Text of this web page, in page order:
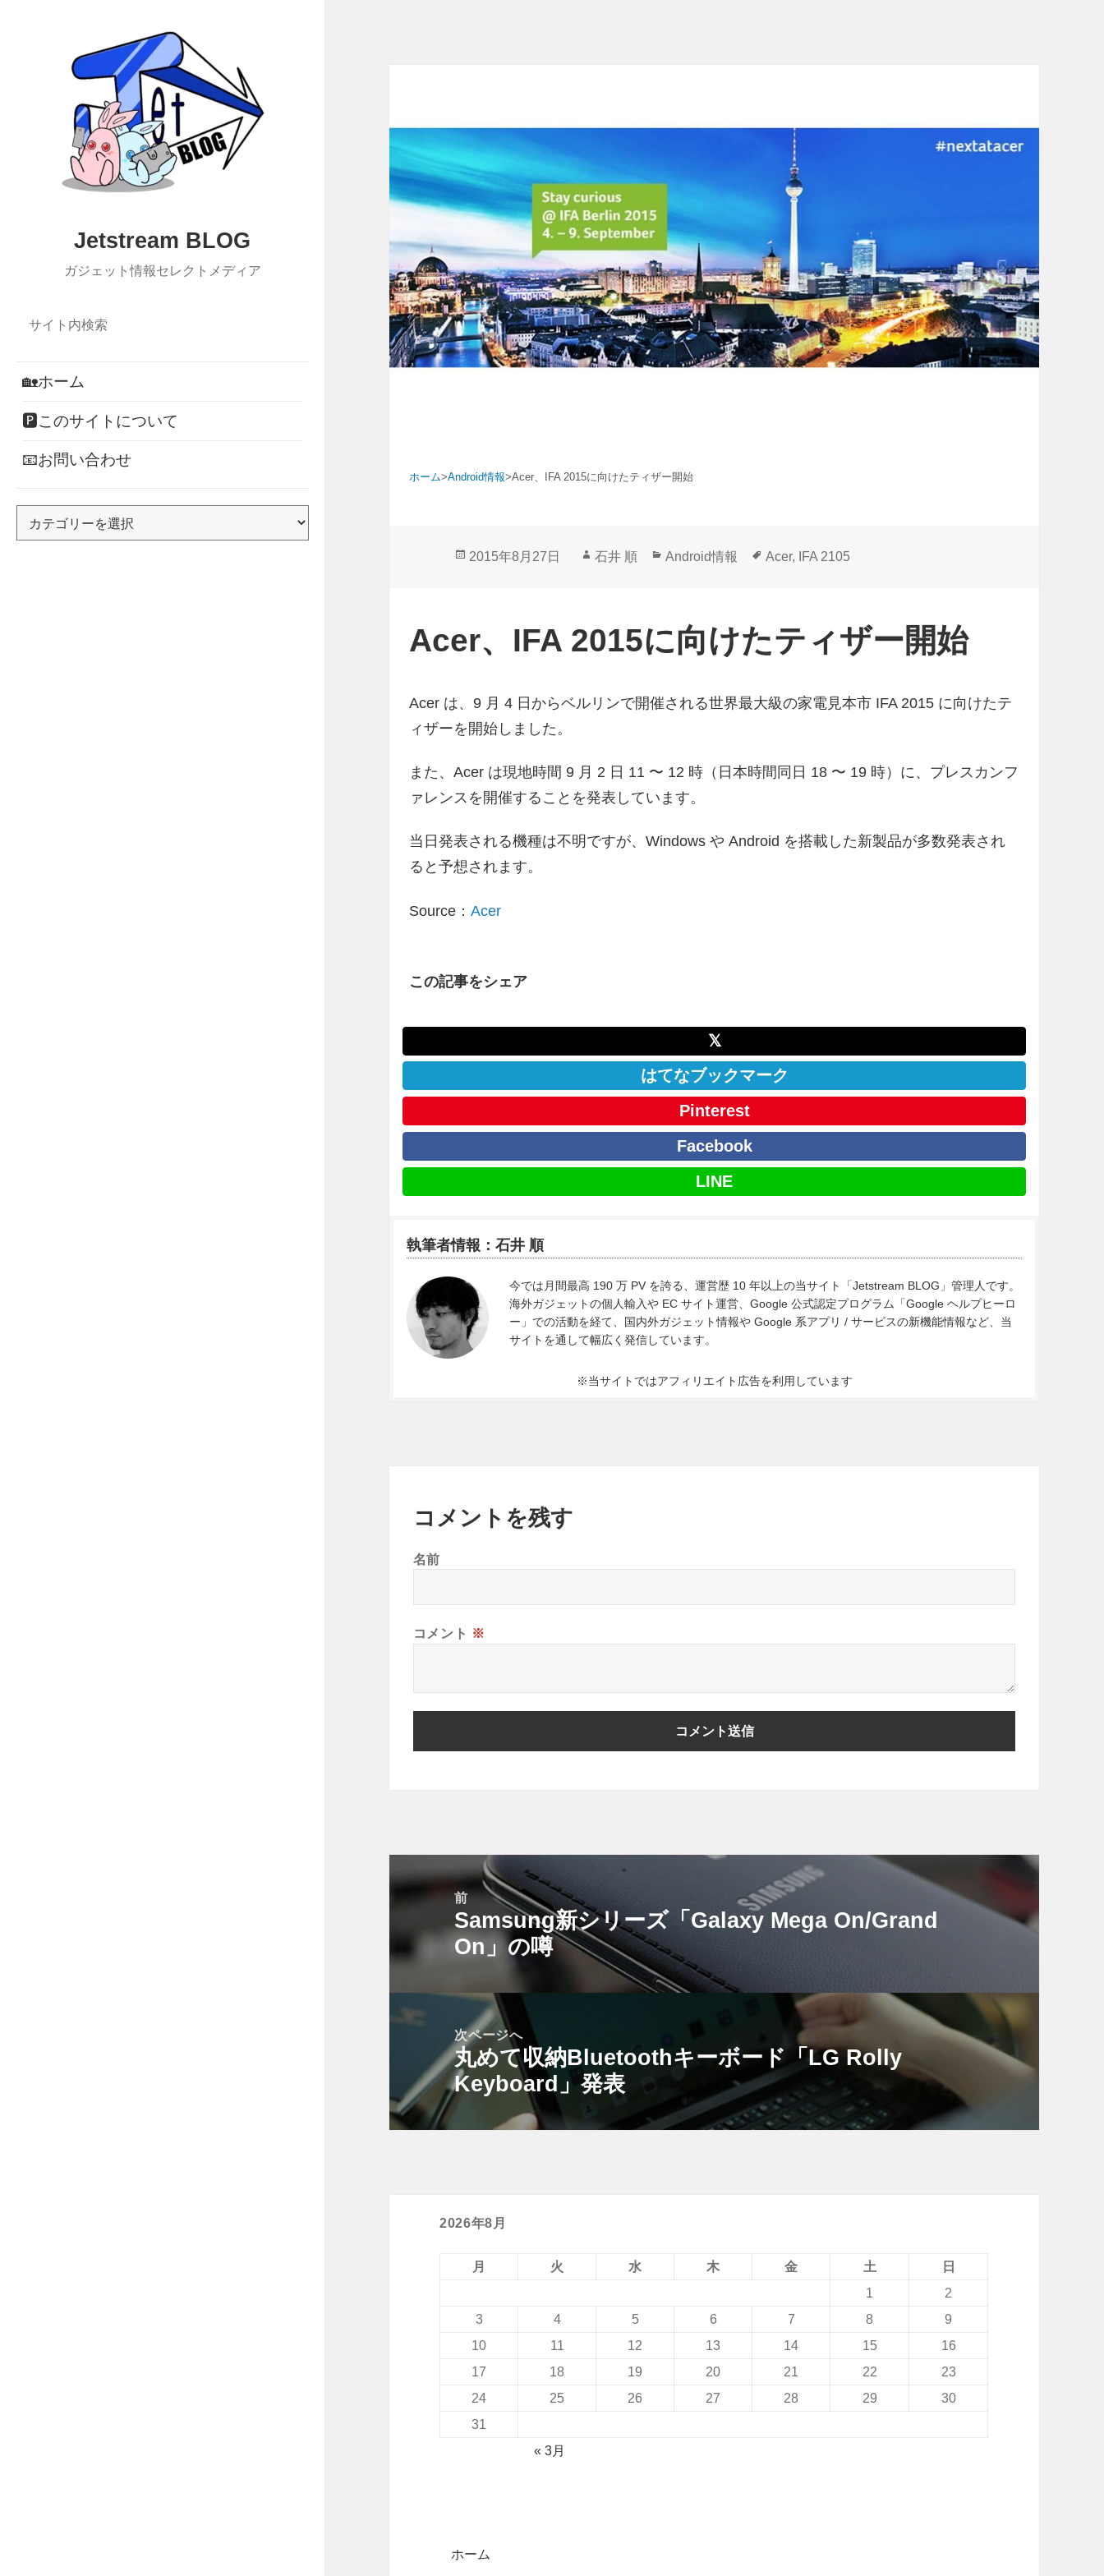
Jetstream BLOG
ガジェット情報セレクトメディア
🏡ホーム
🅿このサイトについて
📧お問い合わせ
ホーム>Android情報>Acer、IFA 2015に向けたティザー開始
投
2015年8月27日
作
石井 順
カ
ー
Android情報
タ
Acer, IFA 2105
Acer、IFA 2015に向けたティザー開始
Acer は、9 月 4 日からベルリンで開催される世界最大級の家電見本市 IFA 2015 に向けたテ
ィザーを開始しました。
また、Acer は現地時間 9 月 2 日 11 〜 12 時（日本時間同日 18 〜 19 時）に、プレスカンフ
ァレンスを開催することを発表しています。
当日発表される機種は不明ですが、Windows や Android を搭載した新製品が多数発表され
ると予想されます。
Source：Acer
この記事をシェア
𝕏
はてなブックマーク
Pinterest
Facebook
LINE
執筆者情報：石井 順
今では月間最高 190 万 PV を誇る、運営歴 10 年以上の当サイト「Jetstream BLOG」管理人です。
海外ガジェットの個人輸入や EC サイト運営、Google 公式認定プログラム「Google ヘルプヒーロ
ー」での活動を経て、国内外ガジェット情報や Google 系アプリ / サービスの新機能情報など、当
サイトを通して幅広く発信しています。
※当サイトではアフィリエイト広告を利用しています
コメントを残す
名前
コメント ※
ゲ
ー
シ
前
前
の
稿:
Samsung新シリーズ「Galaxy Mega On/Grand
On」の噂
次ページへ
次
の
稿:
丸めて収納Bluetoothキーボード「LG Rolly
Keyboard」発表
2026年8月
月 火 水 木 金 土
日
1
2
3
4 5 6 7 8
9
10
11 12 13 14 15
16
17
18 19 20 21 22
23
24
25 26 27 28 29
30
31
« 3月
ホーム